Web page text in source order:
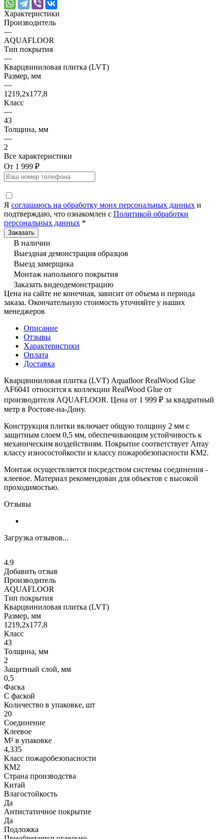
Характеристики
Производитель
—
AQUAFLOOR
Тип покрытия
—
Кварцвиниловая плитка (LVT)
Размер, мм
—
1219,2х177,8
Класс
—
43
Толщина, мм
—
2
Все характеристики
От 1 999 ₽
Я соглашаюсь на обработку моих персональных данных и
подтверждаю, что ознакомлен с Политикой обработки
персональных данных *
В наличии
Выездная демонстрация образцов
Выезд замерщика
Монтаж напольного покрытия
Заказать видеодемонстрацию
Цена на сайте не конечная, зависит от объема и периода
заказа. Окончательную стоимость уточняйте у наших
менеджеров
Описание
Отзывы
Характеристики
Оплата
Доставка
Кварцвиниловая плитка (LVT) Aquafloor RealWood Glue
AF6041 относится к коллекции RealWood Glue от
производителя AQUAFLOOR. Цена от 1 999 ₽ за квадратный
метр в Ростове-на-Дону.
Конструкция плитки включает общую толщину 2 мм с
защитным слоем 0,5 мм, обеспечивающим устойчивость к
механическим воздействиям. Покрытие соответствует Array
классу износостойкости и классу пожаробезопасности КМ2.
Монтаж осуществляется посредством системы соединения -
клеевое. Материал рекомендован для объектов с высокой
проходимостью.
Отзывы
Загрузка отзывов...
4.9
Добавить отзыв
Производитель
AQUAFLOOR
Тип покрытия
Кварцвиниловая плитка (LVT)
Размер, мм
1219,2х177,8
Класс
43
Толщина, мм
2
Защитный слой, мм
0,5
Фаска
С фаской
Количество в упаковке, шт
20
Соединение
Клеевое
М² в упаковке
4,335
Класс пожаробезопасности
КМ2
Страна производства
Китай
Влагостойкость
Да
Антистатичное покрытие
Да
Подложка